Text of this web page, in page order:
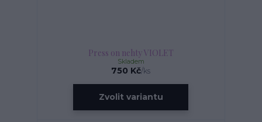
Press on nehty VIOLET
750 Kč/ks
Skladem
Zvolit variantu